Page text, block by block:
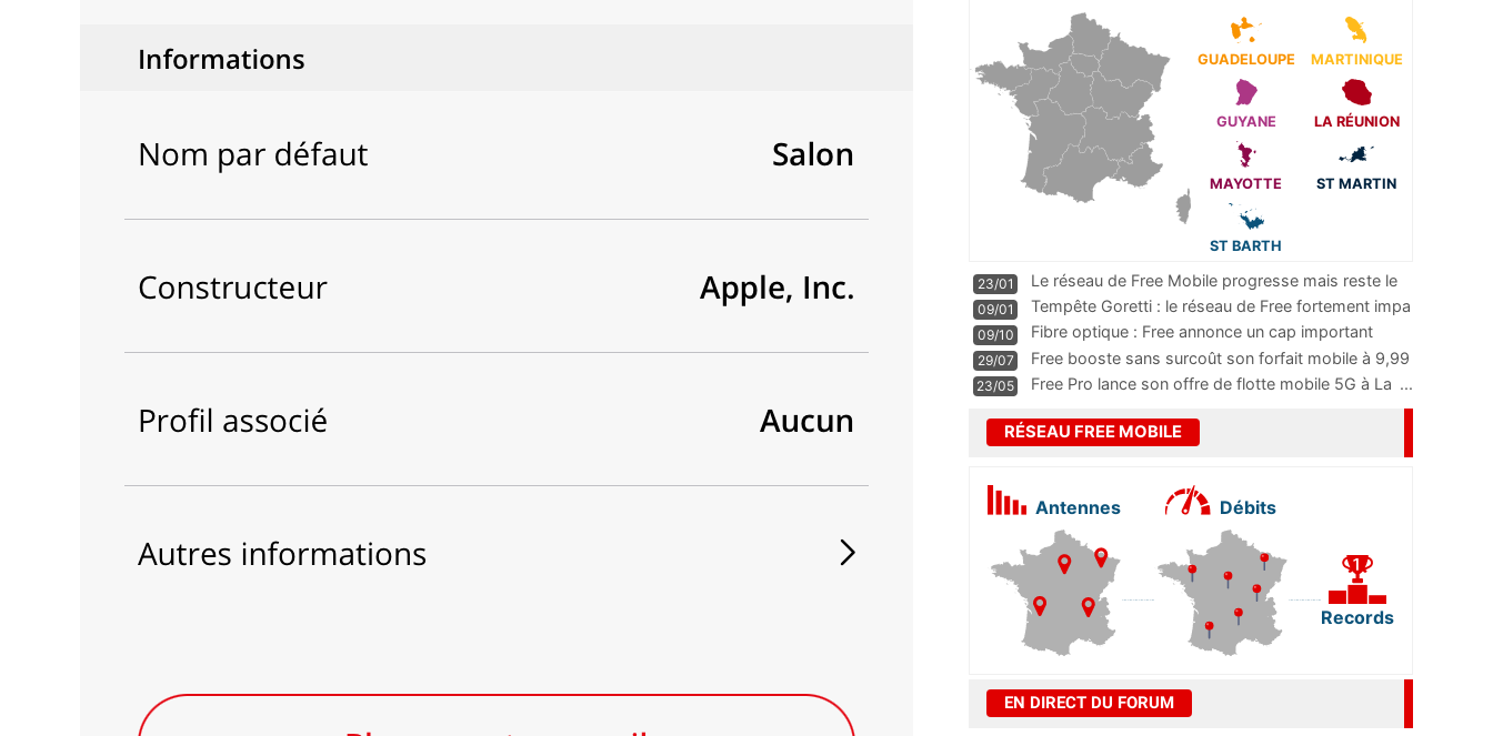
GUADELOUPE MARTINIQUE
GUYANE LA RÉUNION
MAYOTTE ST MARTIN
ST BARTH
23/01
Le réseau de Free Mobile progresse mais reste le
m
...
09/01
Tempête Goretti : le réseau de Free fortement impa
09/10
Fibre optique : Free annonce un cap important
pass
...
29/07
Free booste sans surcoût son forfait mobile à 9,99
23/05 Free Pro lance son offre de flotte mobile 5G à La ...
RÉSEAU FREE MOBILE
Antennes Débits
Records
EN DIRECT DU FORUM